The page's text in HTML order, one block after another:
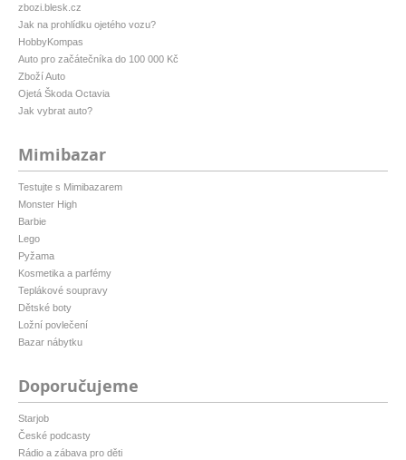
zbozi.blesk.cz
Jak na prohlídku ojetého vozu?
HobbyKompas
Auto pro začátečníka do 100 000 Kč
Zboží Auto
Ojetá Škoda Octavia
Jak vybrat auto?
Mimibazar
Testujte s Mimibazarem
Monster High
Barbie
Lego
Pyžama
Kosmetika a parfémy
Teplákové soupravy
Dětské boty
Ložní povlečení
Bazar nábytku
Doporučujeme
Starjob
České podcasty
Rádio a zábava pro děti